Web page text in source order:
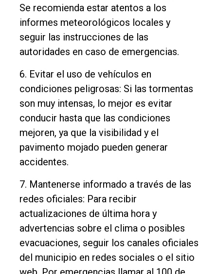
Se recomienda estar atentos a los
informes meteorológicos locales y
seguir las instrucciones de las
autoridades en caso de emergencias.
6. Evitar el uso de vehículos en
condiciones peligrosas: Si las tormentas
son muy intensas, lo mejor es evitar
conducir hasta que las condiciones
mejoren, ya que la visibilidad y el
pavimento mojado pueden generar
accidentes.
7. Mantenerse informado a través de las
redes oficiales: Para recibir
actualizaciones de última hora y
advertencias sobre el clima o posibles
evacuaciones, seguir los canales oficiales
del municipio en redes sociales o el sitio